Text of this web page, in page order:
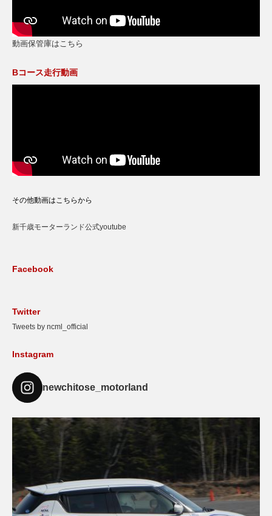
動画保管庫はこちら
Bコース走行動画
その他動画はこちらから
新千歳モーターランド公式youtube
Facebook
Twitter
Tweets by ncml_official
Instagram
newchitose_motorland